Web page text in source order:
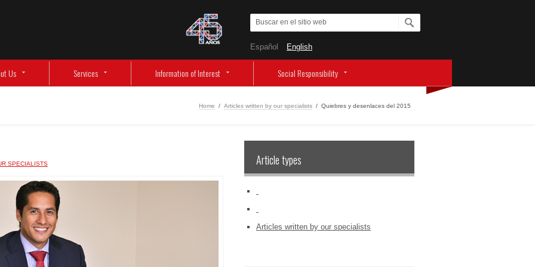
Español English
Us Services Information of Interest Social Responsibility
Home / Articles written by our specialists / Quiebres y desenlaces del 2015
SPECIALISTS Article types
Articles written by our specialists